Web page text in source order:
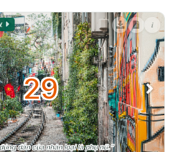
i
29
đắn của nhân loại là phụ nữ.”